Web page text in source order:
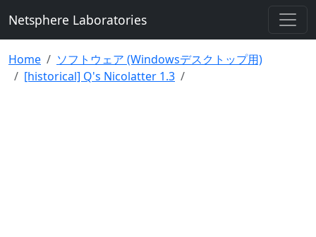
Netsphere Laboratories
Home
ソフトウェア (Windowsデスクトップ用)
[historical] Q's Nicolatter 1.3